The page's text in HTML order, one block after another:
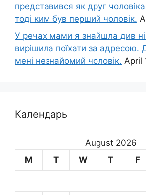
представився як друг
тоді ким був перший чоловік.
У речах мами я знайшла див ні
вирішила поїхати за адресою.
мені незнайомий чоловік. April
Календарь
August 2026
M
T W T F